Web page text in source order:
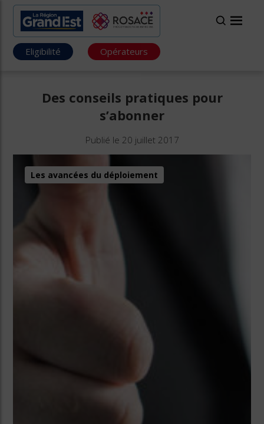
Eligibilité Opérateurs
Des conseils pratiques pour
s’abonner
Publié le 20 juillet 2017
Les avancées du déploiement